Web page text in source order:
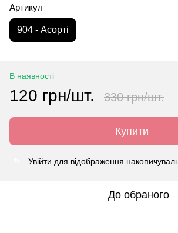
Артикул
904 - Асорті
В наявності
120 грн/шт. 330 грн/шт.
Купити
Увійти для відображення
До обраного